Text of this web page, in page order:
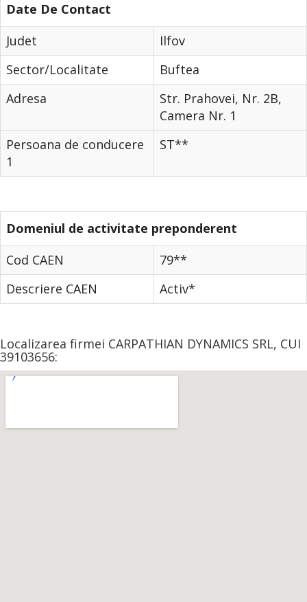
Date De Contact
Judet
Ilfov
Sector/Localitate
Buftea
Adresa
Str. Prahovei, Nr. 2B,
Camera Nr. 1
Persoana de conducere
1
ST**
Domeniul de activitate preponderent
Cod CAEN
79**
Descriere CAEN
Activ*
Localizarea firmei CARPATHIAN DYNAMICS SRL, CUI
39103656: